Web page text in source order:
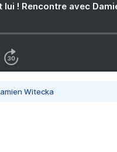
! Rencontre avec
Witecka